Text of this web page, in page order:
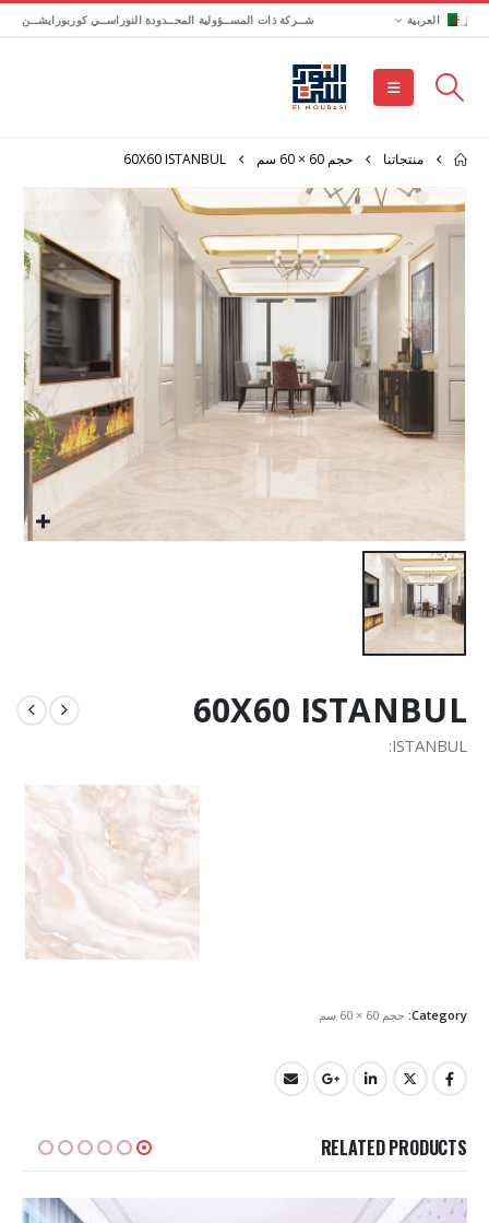
العربية شــركة ذات المســؤولية المحــدودة النوراســي كوربورايشــن
منتجاتنا حجم 60 × 60 سم 60X60 ISTANBUL
60X60 ISTANBUL
ISTANBUL:
Category: حجم 60 × 60 سم
RELATED PRODUCTS